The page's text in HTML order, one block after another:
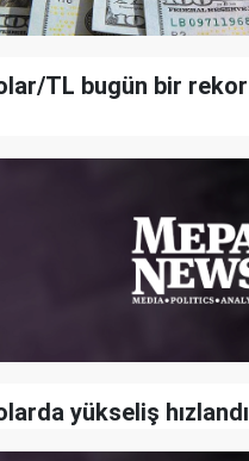
TL bugün bir rekor
yükseliş hızlandı